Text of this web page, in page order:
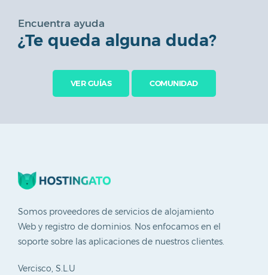
Encuentra ayuda
¿Te queda alguna duda?
VER GUÍAS COMUNIDAD
Somos proveedores de servicios de alojamiento
Web y registro de dominios. Nos enfocamos en el
soporte sobre las aplicaciones de nuestros clientes.
Vercisco, S.L.U
PrestaShop
Developers
Comunidad
Guías
Afiliación